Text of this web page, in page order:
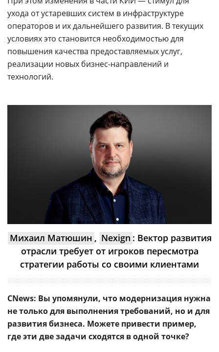
ухода от устаревших систем в инфраструктуре
операторов и их дальнейшего развития. В текущих
условиях это становится необходимостью для
повышения качества предоставляемых услуг,
реализации новых бизнес-направлений и
технологий.
Михаил Матюшин , Nexign : Вектор развития
отрасли требует от игроков пересмотра
стратегии работы со своими клиентами
CNews: Вы упомянули, что модернизация нужна
не только для выполнения требований, но и для
развития бизнеса. Можете привести пример,
где эти две задачи сходятся в одной точке?